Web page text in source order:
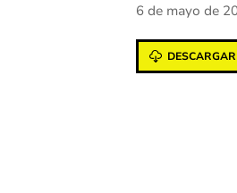
6 de mayo de